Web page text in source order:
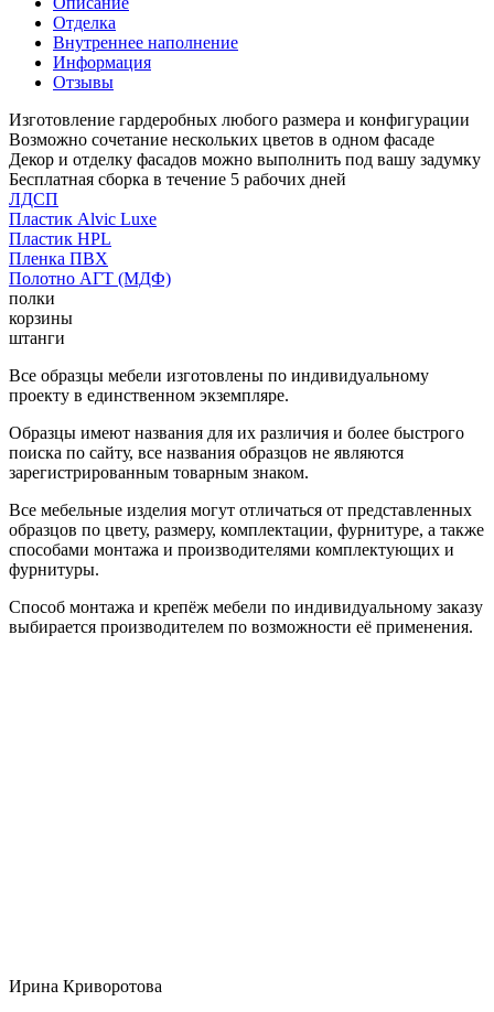
Отделка
Внутреннее наполнение
Информация
Отзывы
Изготовление гардеробных любого размера и конфигурации
Возможно сочетание нескольких цветов в одном фасаде
Декор и отделку фасадов можно выполнить под вашу задумку
Бесплатная сборка в течение 5 рабочих дней
ЛДСП
Пластик Alvic Luxe
Пластик HPL
Пленка ПВХ
Полотно АГТ (МДФ)
полки
корзины
штанги
Все образцы мебели изготовлены по индивидуальному
проекту в единственном экземпляре.
Образцы имеют названия для их различия и более быстрого
поиска по сайту, все названия образцов не являются
зарегистрированным товарным знаком.
Все мебельные изделия могут отличаться от представленных
образцов по цвету, размеру, комплектации, фурнитуре, а также
способами монтажа и производителями комплектующих и
фурнитуры.
Способ монтажа и крепёж мебели по индивидуальному заказу
выбирается производителем по возможности её применения.
Ирина Криворотова